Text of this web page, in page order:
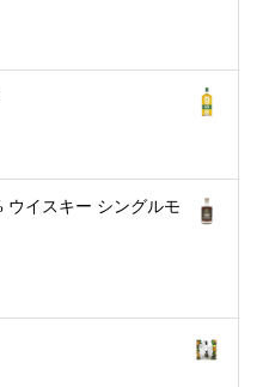
ウイスキー シングルモ